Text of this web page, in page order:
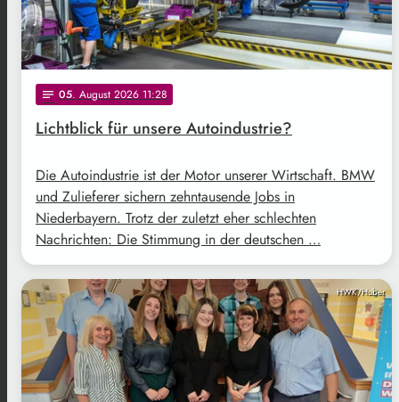
notes 05. August 2026 11:28
Lichtblick für unsere Autoindustrie?
Die Autoindustrie ist der Motor unserer Wirtschaft. BMW
und Zulieferer sichern zehntausende Jobs in
Niederbayern. Trotz der zuletzt eher schlechten
Nachrichten: Die Stimmung in der deutschen …
HWK/Huber